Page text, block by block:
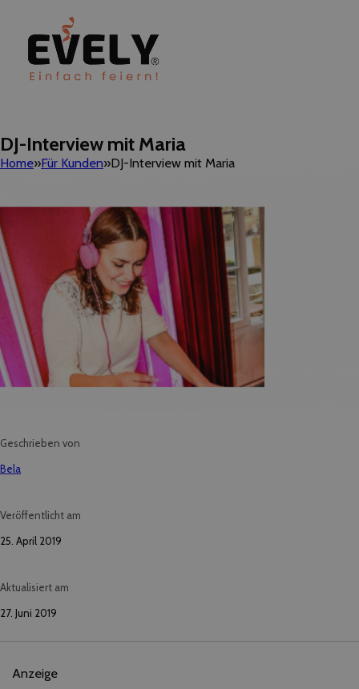
DJ-Interview mit Maria
Home Für Kunden DJ-Interview mit Maria
Geschrieben von
Bela
Veröffentlicht am
25. April 2019
Aktualisiert am
27. Juni 2019
Anzeige